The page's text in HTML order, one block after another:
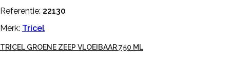
Referentie: 22130
Merk: Tricel
TRICEL GROENE ZEEP VLOEIBAAR 750 ML